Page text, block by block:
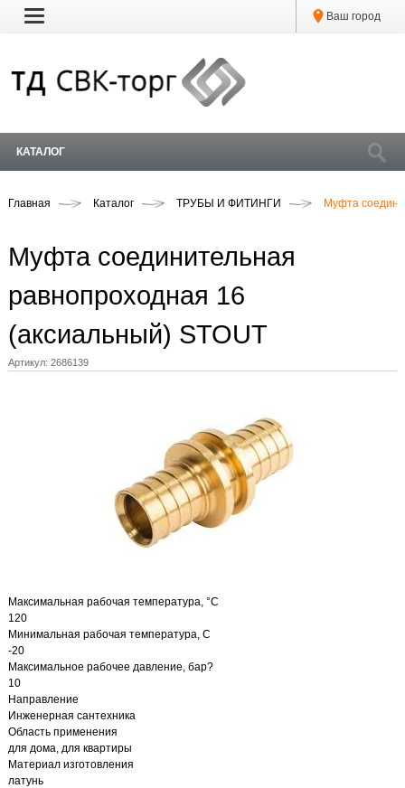
Ваш город
КАТАЛОГ
Главная Каталог ТРУБЫ И ФИТИНГИ Муфта
Муфта соединительная
равнопроходная 16
(аксиальный) STOUT
Артикул: 2686139
Максимальная рабочая температура, °С
120
Минимальная рабочая температура, С
-20
Максимальное рабочее давление, бар?
10
Направление
Инженерная сантехника
Область применения
для дома, для квартиры
Материал изготовления
латунь